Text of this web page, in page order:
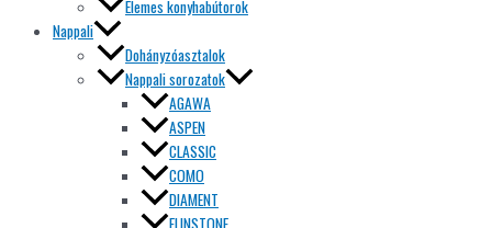
Elemes konyhabútorok
Nappali
Dohányzóasztalok
Nappali sorozatok
AGAWA
ASPEN
CLASSIC
COMO
DIAMENT
FLINSTONE